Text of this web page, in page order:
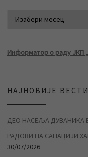
Информатор о раду ЈКП
НАЈНОВИЈЕ ВЕСТИ
ДЕО НАСЕЉА ДУВАНИКА
РАДОВИ НА САНАЦИЈИ
30/07/2026